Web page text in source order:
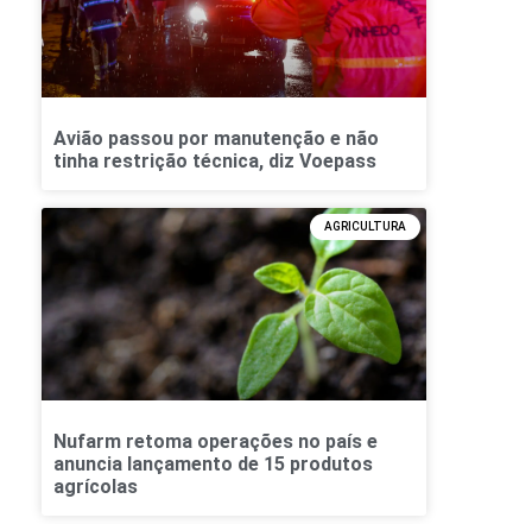
Avião passou por manutenção e não
tinha restrição técnica, diz Voepass
AGRICULTURA
Nufarm retoma operações no país e
anuncia lançamento de 15 produtos
agrícolas